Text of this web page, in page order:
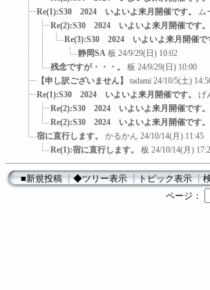
Re(1):S30 2024 いよいよ来月開催です。
ム
Re(2):S30 2024 いよいよ来月開催です。
Re(3):S30 2024 いよいよ来月開催で
静岡SA 板 24/9/29(日) 10:02
残念ですが・・・。
板 24/9/29(日) 10:00
【申し訳ございません】
tadami 24/10/5(土)
Re(1):S30 2024 いよいよ来月開催です。
げ
Re(2):S30 2024 いよいよ来月開催です。
Re(2):S30 2024 いよいよ来月開催です。
宿に直行します。
かるかん 24/10/14(月) 11:45
Re(1):宿に直行します。
板 24/10/14(月)
■新規投稿┃◆ツリー表示┃トピック表示┃
ページ：